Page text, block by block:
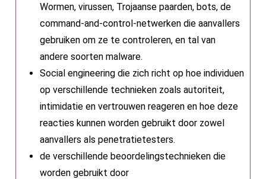
Wormen, virussen, Trojaanse paarden, bots, de
command-and-control-netwerken die aanvallers
gebruiken om ze te controleren, en tal van
andere soorten malware.
Social engineering die zich richt op hoe individuen
op verschillende technieken zoals autoriteit,
intimidatie en vertrouwen reageren en hoe deze
reacties kunnen worden gebruikt door zowel
aanvallers als penetratietesters.
de verschillende beoordelingstechnieken die
worden gebruikt door